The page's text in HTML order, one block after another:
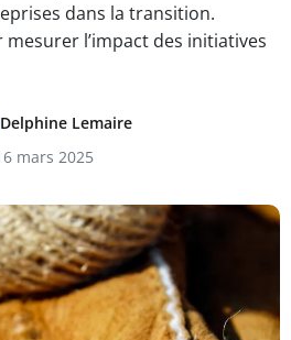
dans la transition.
l’impact des initiatives
Delphine Lemaire
mars 2025